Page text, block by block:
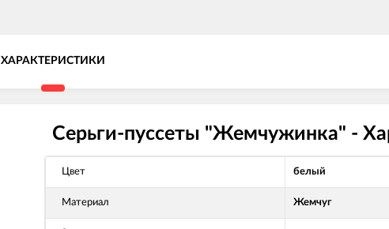
ХАРАКТЕРИСТИКИ
Серьги-пуссеты "Жемчужинка" -
Цвет белый
Материал Жемчуг